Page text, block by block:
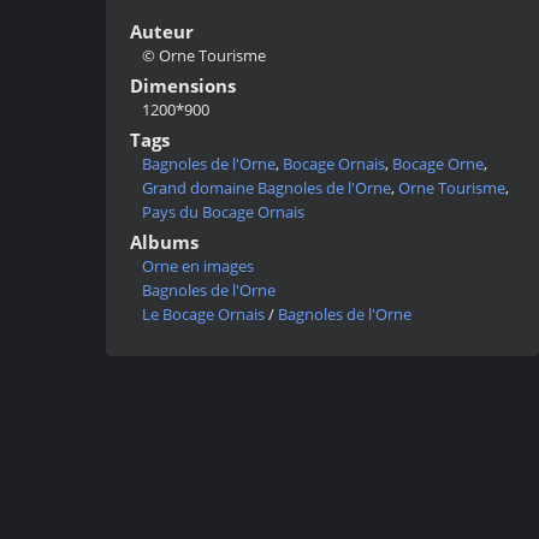
Auteur
© Orne Tourisme
Dimensions
1200*900
Tags
Bagnoles de l'Orne, Bocage Ornais, Bocage Orne,
Grand domaine Bagnoles de l'Orne,Orne Tourisme,
Pays du Bocage Ornais
Albums
Orne en images
Bagnoles de l'Orne
Le Bocage Ornais/ Bagnoles de l'Orne